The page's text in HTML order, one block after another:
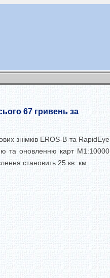
67 гривень за
знімків EROS-B та RapidEye.
та оновленню карт М1:10000.
становить 25 кв. км.